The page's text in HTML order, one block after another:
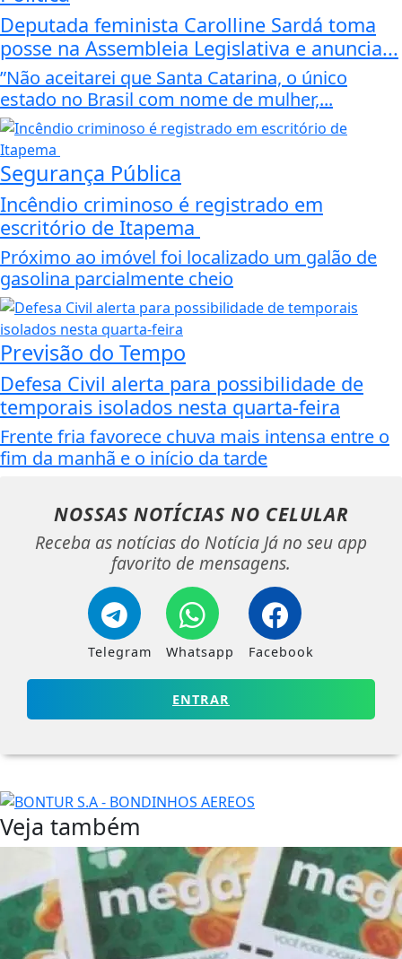
Deputada feminista Carolline Sardá toma
posse na Assembleia Legislativa e anuncia...
”Não aceitarei que Santa Catarina, o único
estado no Brasil com nome de mulher,...
Segurança Pública
Incêndio criminoso é registrado em
escritório de Itapema
Próximo ao imóvel foi localizado um galão de
gasolina parcialmente cheio
Previsão do Tempo
Defesa Civil alerta para possibilidade de
temporais isolados nesta quarta-feira
Frente fria favorece chuva mais intensa entre o
fim da manhã e o início da tarde
NOSSAS NOTÍCIAS NO CELULAR
Receba as notícias do Notícia Já no seu app
favorito de mensagens.
Telegram Whatsapp Facebook
ENTRAR
Veja também